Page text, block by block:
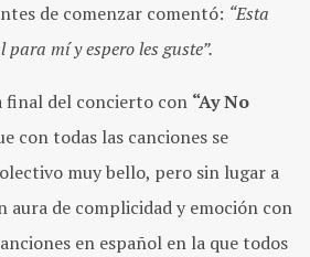
de comenzar comentó: “Esta
mí y espero les guste”.
final del concierto con “Ay No
con todas las canciones se
muy bello, pero sin lugar a
aura de complicidad y emoción con
en español en la que todos